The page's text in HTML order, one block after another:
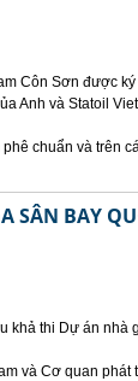
Côn Sơn được
Anh và Statoil
chuẩn và trên
SÂN BAY
khả thi Dự án nhà
và Cơ quan phát